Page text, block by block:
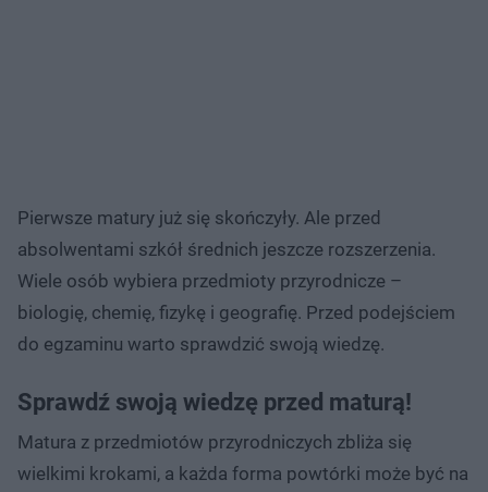
Pierwsze matury już się skończyły. Ale przed
absolwentami szkół średnich jeszcze rozszerzenia.
Wiele osób wybiera przedmioty przyrodnicze –
biologię, chemię, fizykę i geografię. Przed podejściem
do egzaminu warto sprawdzić swoją wiedzę.
Sprawdź swoją wiedzę przed maturą!
Matura z przedmiotów przyrodniczych zbliża się
wielkimi krokami, a każda forma powtórki może być na